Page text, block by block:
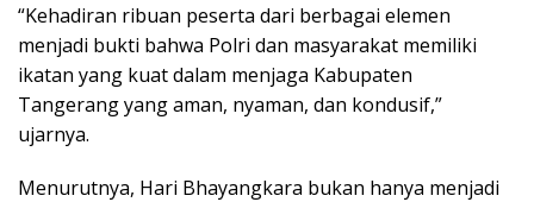
“Kehadiran ribuan peserta dari berbagai elemen
menjadi bukti bahwa Polri dan masyarakat memiliki
ikatan yang kuat dalam menjaga Kabupaten
Tangerang yang aman, nyaman, dan kondusif,”
ujarnya.
Menurutnya, Hari Bhayangkara bukan hanya menjadi